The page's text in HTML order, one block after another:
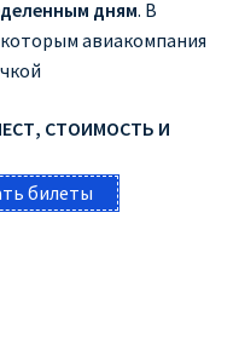
дням. В
авиакомпания
СТОИМОСТЬ И
билеты